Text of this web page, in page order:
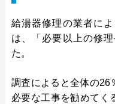
給湯器修理の業者に
は、「必要以上の修
た。
調査によると全体の26
必要な工事を勧めてく